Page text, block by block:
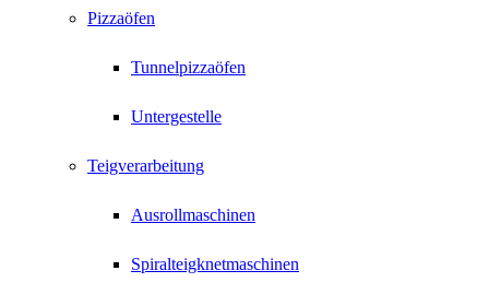
Pizzaöfen
Tunnelpizzaöfen
Untergestelle
Teigverarbeitung
Ausrollmaschinen
Spiralteigknetmaschinen